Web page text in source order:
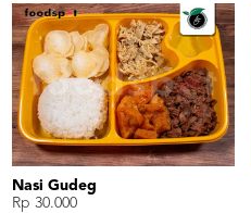
Nasi Gudeg
Rp 30.000